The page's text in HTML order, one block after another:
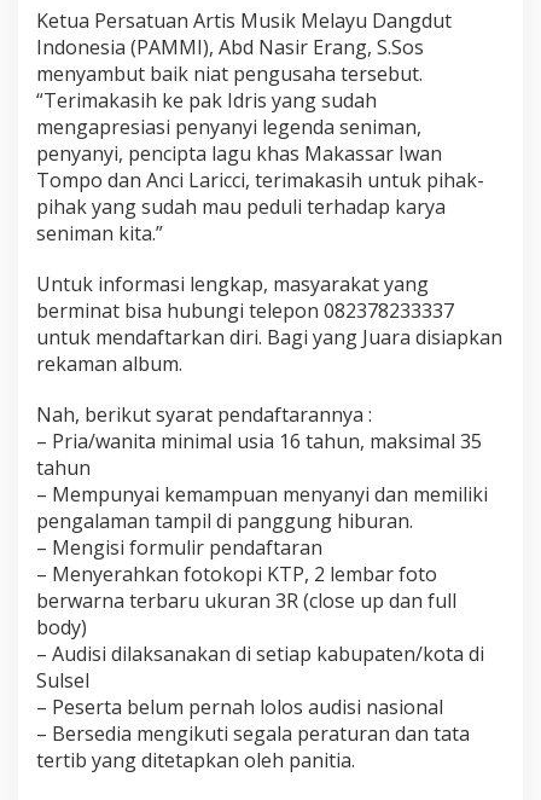
n
i
T
a
w
w
a
S
y
a
n
y
a
Ketua Persatuan Artis Musik Melayu Dangdut
Indonesia (PAMMI), Abd Nasir Erang, S.Sos
menyambut baik niat pengusaha tersebut.
“Terimakasih ke pak Idris yang sudah
mengapresiasi penyanyi legenda seniman,
penyanyi, pencipta lagu khas Makassar Iwan
Tompo dan Anci Laricci, terimakasih untuk pihak-
pihak yang sudah mau peduli terhadap karya
seniman kita.”
Untuk informasi lengkap, masyarakat yang
berminat bisa hubungi telepon 082378233337
untuk mendaftarkan diri. Bagi yang Juara disiapkan
rekaman album.
Nah, berikut syarat pendaftarannya :
– Pria/wanita minimal usia 16 tahun, maksimal 35
tahun
– Mempunyai kemampuan menyanyi dan memiliki
pengalaman tampil di panggung hiburan.
– Mengisi formulir pendaftaran
– Menyerahkan fotokopi KTP, 2 lembar foto
berwarna terbaru ukuran 3R (close up dan full
body)
– Audisi dilaksanakan di setiap kabupaten/kota di
Sulsel
– Peserta belum pernah lolos audisi nasional
– Bersedia mengikuti segala peraturan dan tata
tertib yang ditetapkan oleh panitia.